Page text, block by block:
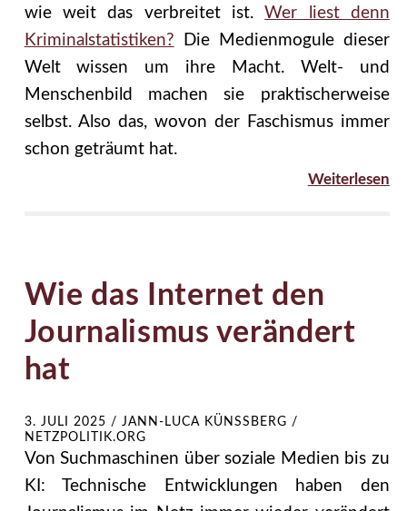
wie weit das verbreitet ist. Wer liest denn
Kriminalstatistiken? Die Medienmogule dieser
Welt wissen um ihre Macht. Welt- und
Menschenbild machen sie praktischerweise
selbst. Also das, wovon der Faschismus immer
schon geträumt hat.
Weiterlesen
Wie das Internet den
Journalismus verändert
hat
3. JULI 2025 / JANN-LUCA KÜNSSBERG / N
ETZPOLITIK.ORG
Von Suchmaschinen über soziale Medien bis zu
KI: Technische Entwicklungen haben den